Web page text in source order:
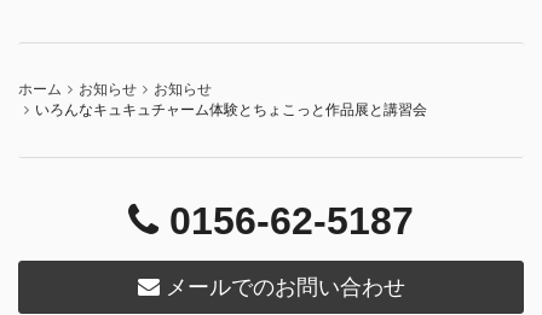
ホーム お知らせ
お知らせ
いろんなキュキュチャーム体験とちょこっと作品展と講習会
0156-62-5187
メールでのお問い合わせ